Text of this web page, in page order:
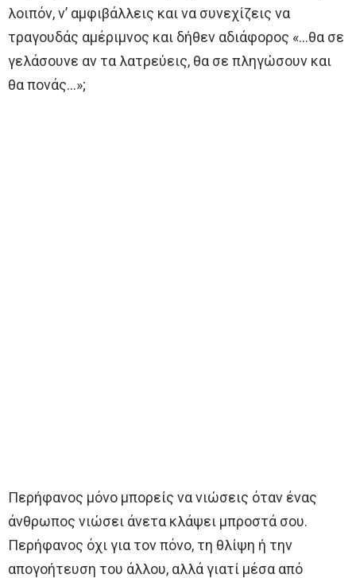
λοιπόν, ν’ αμφιβάλλεις και να συνεχίζεις να
τραγουδάς αμέριμνος και δήθεν αδιάφορος «…θα σε
γελάσουνε αν τα λατρεύεις, θα σε πληγώσουν και
θα πονάς…»;
Περήφανος μόνο μπορείς να νιώσεις όταν ένας
άνθρωπος νιώσει άνετα κλάψει μπροστά σου.
Περήφανος όχι για τον πόνο, τη θλίψη ή την
απογοήτευση του άλλου, αλλά γιατί μέσα από